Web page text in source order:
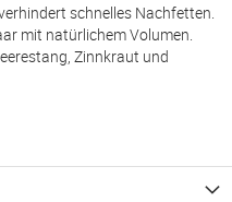
schnelles Nachfetten.
mit natürlichem Volumen.
Zinnkraut und